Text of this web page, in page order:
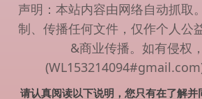
声明：本站内容由网络自动抓取
制、传播任何文件，仅作个人公
&商业传播。如有侵权
(WL153214094#gmail.com)
请认真阅读以下说明，您只有在了解